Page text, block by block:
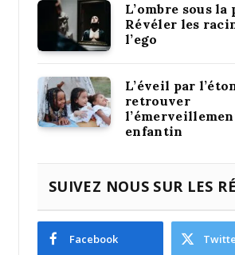
L’ombre sous la
Révéler les
l’ego
L’éveil par
retrouver
enfantin
SUIVEZ NOUS SUR LES
Facebook